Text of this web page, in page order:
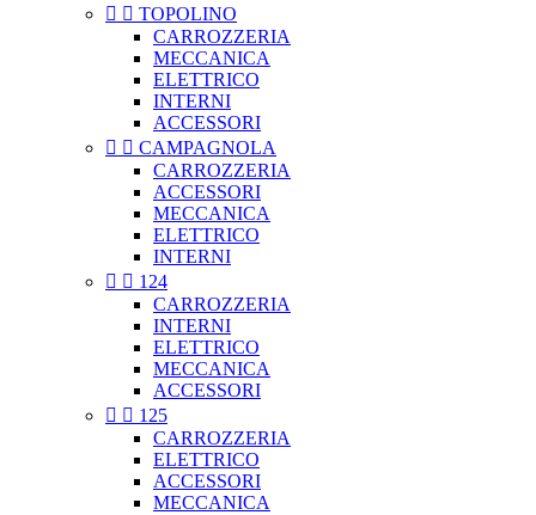
  TOPOLINO
CARROZZERIA
MECCANICA
ELETTRICO
INTERNI
ACCESSORI
  CAMPAGNOLA
CARROZZERIA
ACCESSORI
MECCANICA
ELETTRICO
INTERNI
  124
CARROZZERIA
INTERNI
ELETTRICO
MECCANICA
ACCESSORI
  125
CARROZZERIA
ELETTRICO
ACCESSORI
MECCANICA